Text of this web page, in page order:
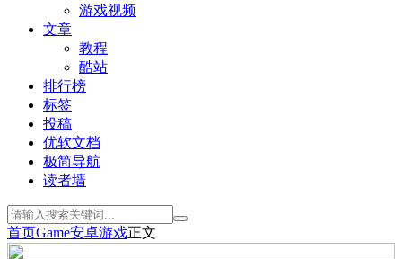
游戏视频
文章
教程
酷站
排行榜
标签
投稿
优软文档
极简导航
读者墙
首页Game安卓游戏正文